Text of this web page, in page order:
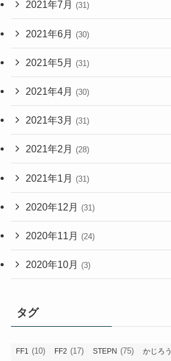
2021年7月 (31)
2021年6月 (30)
2021年5月 (31)
2021年4月 (30)
2021年3月 (31)
2021年2月 (28)
2021年1月 (31)
2020年12月 (31)
2020年11月 (24)
2020年10月 (3)
タグ
FF1 (10) FF2 (17) STEPN (75) かじろう